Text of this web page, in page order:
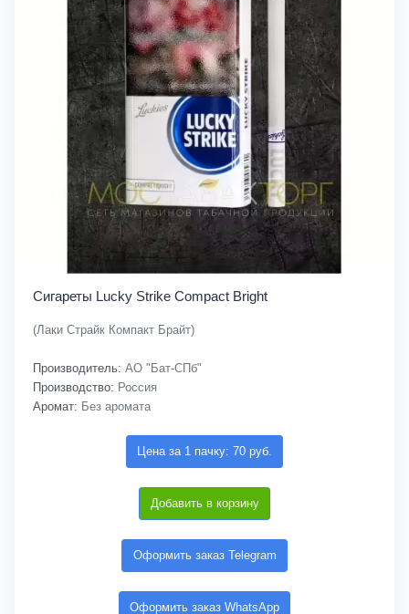
Сигареты Lucky Strike Compact Bright
(Лаки Страйк Компакт Брайт)
Производитель: АО "Бат-СПб"
Производство: Россия
Аромат: Без аромата
Цена за 1 пачку: 70 руб.
Добавить в корзину
Оформить заказ Telegram
Оформить заказ WhatsApp